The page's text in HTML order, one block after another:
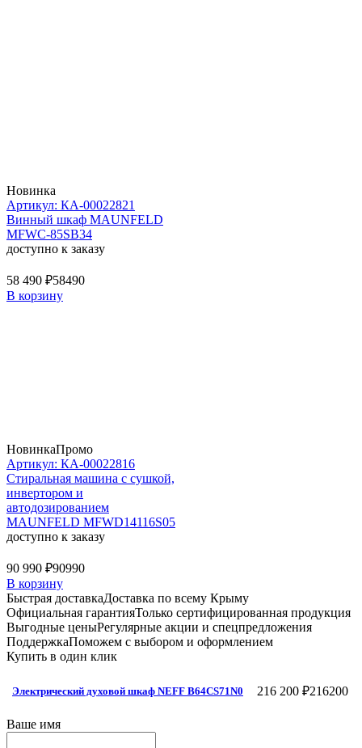
Новинка
Артикул: КА-00022821
Винный шкаф MAUNFELD
MFWC-85SB34
доступно к заказу
58 490 ₽58490
В корзину
НовинкаПромо
Артикул: КА-00022816
Стиральная машина c сушкой,
инвертором и
автодозированием
MAUNFELD MFWD14116S05
доступно к заказу
90 990 ₽90990
В корзину
Быстрая доставкаДоставка по всему Крыму
Официальная гарантияТолько сертифицированная продукция
Выгодные ценыРегулярные акции и спецпредложения
ПоддержкаПоможем с выбором и оформлением
Купить в один клик
Электрический духовой шкаф NEFF B64CS71N0 216 200 ₽216200
Ваше имя